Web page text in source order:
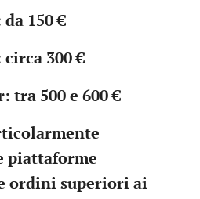
150 €
300 €
tra 500 e 600 €
piattaforme
ordini superiori ai